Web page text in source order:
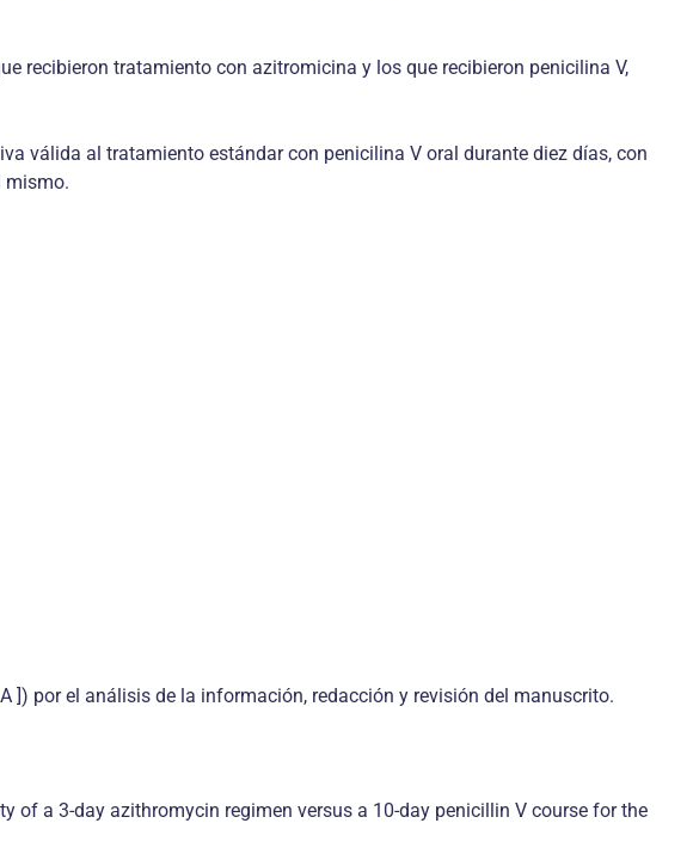
recibieron tratamiento con azitromicina y los que recibieron penicilina V,
válida al tratamiento estándar con penicilina V oral durante diez días, con
mismo.
]) por el análisis de la información, redacción y revisión del manuscrito.
of a 3-day azithromycin regimen versus a 10-day penicillin V course for the